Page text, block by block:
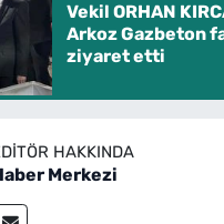
Vekil ORHAN
Arkoz Gazbeton
ziyaret etti
HAKKINDA
Merkezi